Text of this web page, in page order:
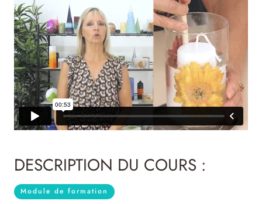
DESCRIPTION DU COURS :
Module de formation